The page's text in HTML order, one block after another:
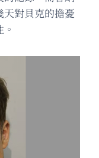
對貝克的擔憂